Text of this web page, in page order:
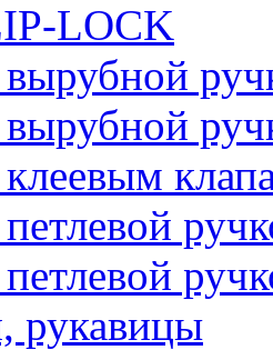
LOCK
рукавицы